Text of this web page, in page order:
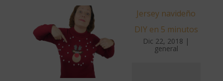
Jersey navideño
DIY en 5 minutos
Dic 22, 2018 |
general